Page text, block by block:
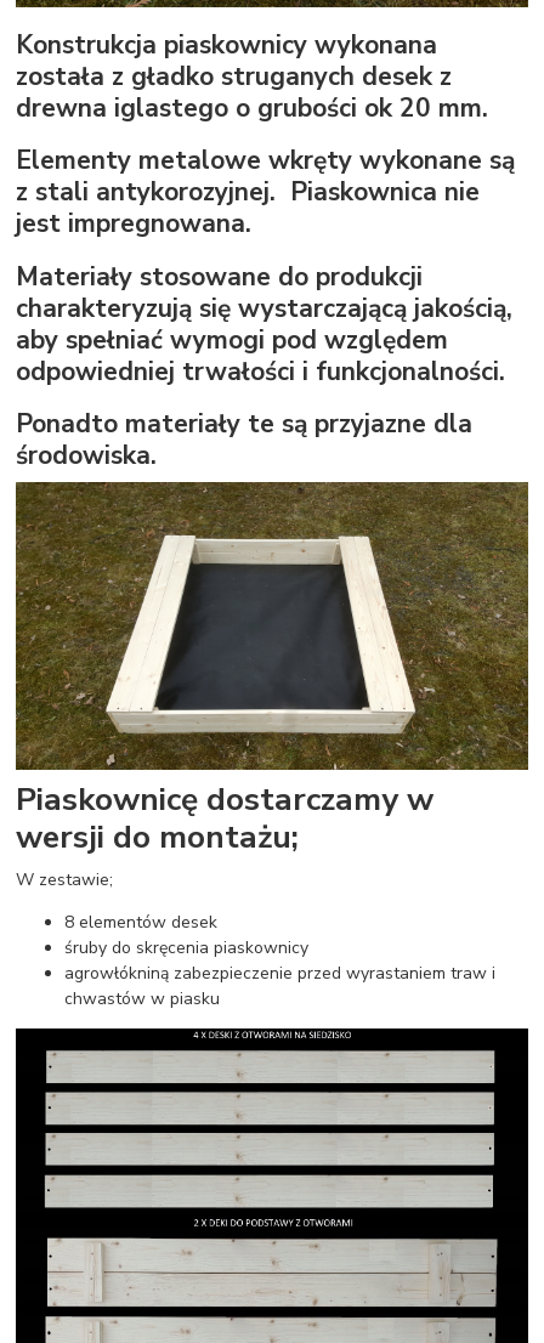
Konstrukcja piaskownicy wykonana
została z gładko struganych desek z
drewna iglastego o grubości ok 20 mm.
Elementy metalowe wkręty wykonane są
z stali antykorozyjnej. Piaskownica nie
jest impregnowana.
Materiały stosowane do produkcji
charakteryzują się wystarczającą jakością,
aby spełniać wymogi pod względem
odpowiedniej trwałości i funkcjonalności.
Ponadto materiały te są przyjazne dla
środowiska.
Piaskownicę dostarczamy w
wersji do montażu;
W zestawie;
8 elementów desek
śruby do skręcenia piaskownicy
agrowłókniną zabezpieczenie przed wyrastaniem traw i
chwastów w piasku